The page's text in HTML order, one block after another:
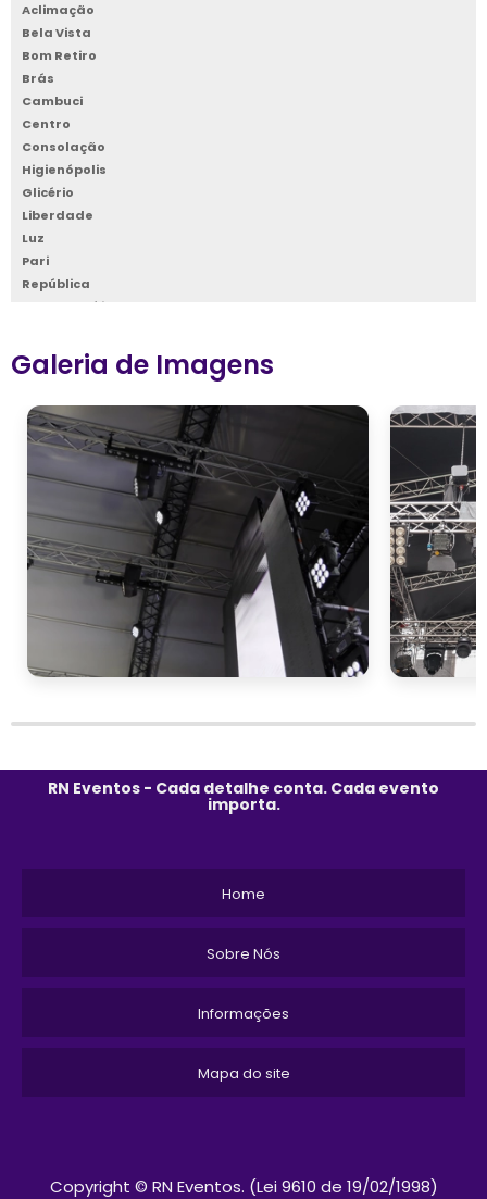
Aclimação
Bela Vista
Bom Retiro
Brás
Cambuci
Centro
Consolação
Higienópolis
Glicério
Liberdade
Luz
Pari
República
Santa Cecília
Sé
Vila Buarque
Galeria de Imagens
RN Eventos - Cada detalhe conta. Cada evento
importa.
Home
Sobre Nós
Informações
Mapa do site
Copyright © RN Eventos. (Lei 9610 de 19/02/1998)